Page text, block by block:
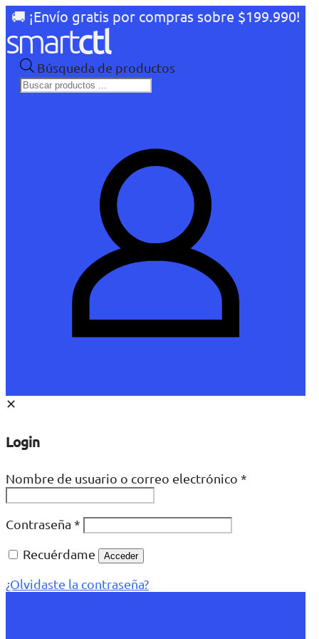
🚚 ¡Envío gratis por compras sobre $199.990!
Búsqueda de productos
✕
Login
Nombre de usuario o correo electrónico *
Contraseña *
Recuérdame
Acceder
¿Olvidaste la contraseña?